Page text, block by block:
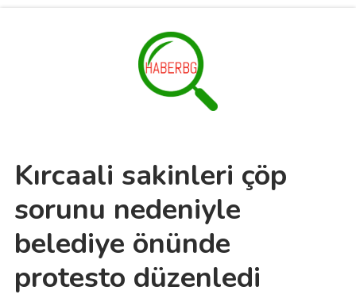
Kırcaali sakinleri çöp
sorunu nedeniyle
belediye önünde
protesto düzenledi